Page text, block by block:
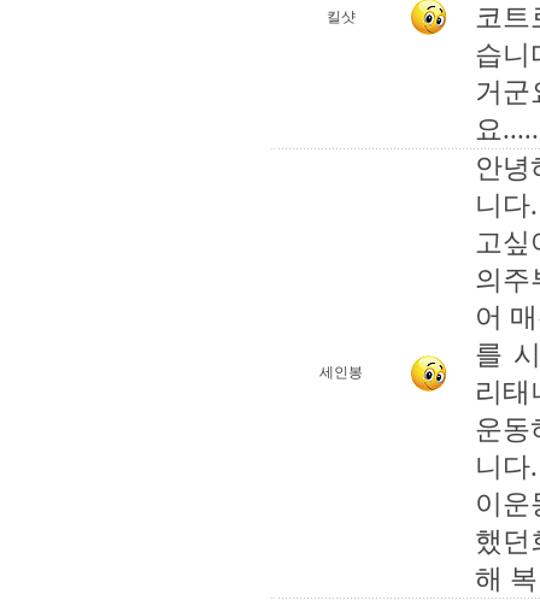
킬샷
코
습니
거
요
세인봉
안녕
니다
고
의
어
를
리태
운동
니
이
했던
해